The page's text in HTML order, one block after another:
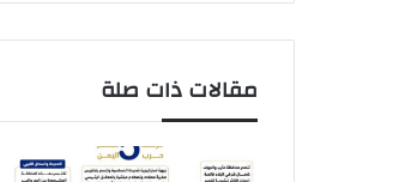
مقالات ذات صلة